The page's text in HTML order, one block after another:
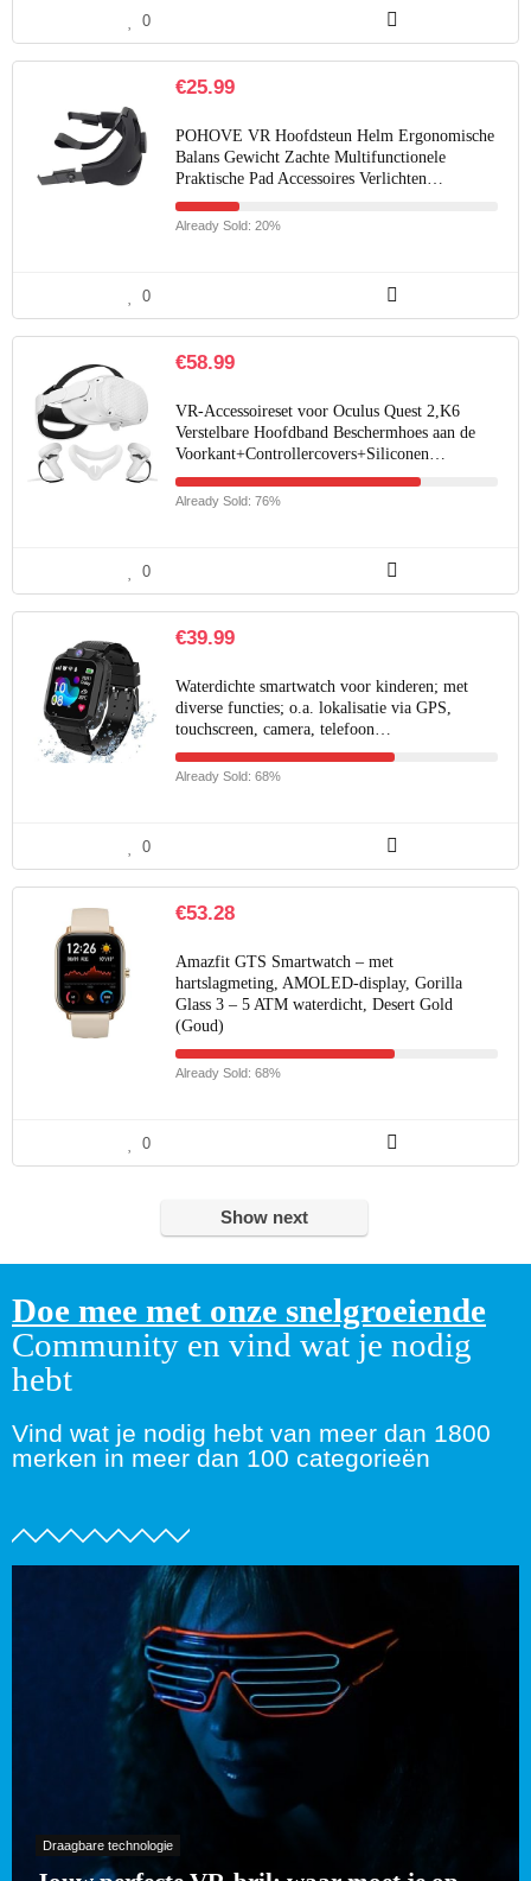
0
€25.99
POHOVE VR Hoofdsteun Helm Ergonomische
Balans Gewicht Zachte Multifunctionele
Praktische Pad Accessoires Verlichten…
Already Sold: 20%
0
€58.99
VR-Accessoireset voor Oculus Quest 2,K6
Verstelbare Hoofdband Beschermhoes aan de
Voorkant+Controllercovers+Siliconen…
Already Sold: 76%
0
€39.99
Waterdichte smartwatch voor kinderen; met
diverse functies; o.a. lokalisatie via GPS,
touchscreen, camera, telefoon…
Already Sold: 68%
0
€53.28
Amazfit GTS Smartwatch – met
hartslagmeting, AMOLED-display, Gorilla
Glass 3 – 5 ATM waterdicht, Desert Gold
(Goud)
Already Sold: 68%
0
Show next
Doe mee met onze snelgroeiende
Community en vind wat je nodig
hebt
Vind wat je nodig hebt van meer dan 1800
merken in meer dan 100 categorieën
Draagbare technologie